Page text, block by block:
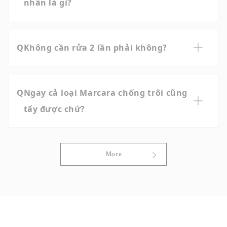
nhân là gì?
và collagen hòa tan trong nước được pha trộn
Không cần rửa 2 lần phải không?
おいまで奪ってしまうため、当院ではおすすめしてお
りません。 イースペシャルのクレンジングジェルな
ら、これ1本でクレンジング・洗顔が可能です。決し
Ngay cả loại Marcara chống trôi cũng
tẩy được chứ?
More